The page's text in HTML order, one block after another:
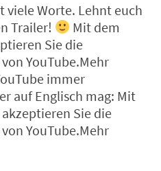
viele Worte. Lehnt euch
Trailer!
Mit dem
Sie die
YouTube.Mehr
immer
auf Englisch mag: Mit
Sie die
YouTube.Mehr